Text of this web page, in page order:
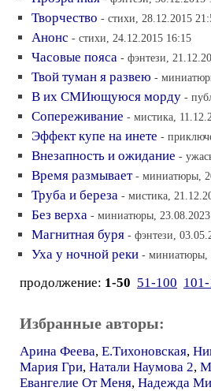
Творчество - стихи, 28.12.2015
Анонс - стихи, 24.12.2015 16:15
Часовые пояса - фэнтези,
Твой туман я развею -
В их СМИющуюся морду -
Сопереживание - мистика,
Эффект купе на инете -
Внезапность и ожидание -
Время размывает - миниатюры,
Труба и береза - мистика,
Без верха - миниатюры, 23.08.2023
Магнитная буря - фэнтези,
Уха у ночной реки - миниатюры,
продолжение: 1-50 51-100
Избранные авторы:
Арина Феева, E.Тихоновская,
Мария Гри, Натали Наумова 2,
Евангелие От Меня, Надежда